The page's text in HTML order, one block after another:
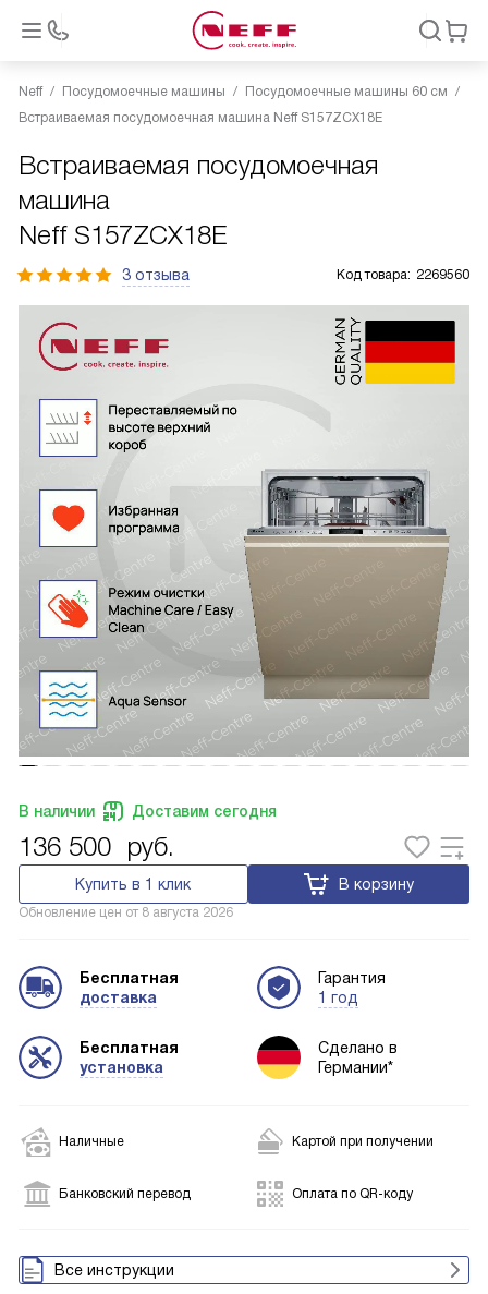
Neff Посудомоечные машины
Посудомоечные машины 60 см
Встраиваемая посудомоечная машина Neff S157ZCX18E
Встраиваемая посудомоечная
машина
Neff S157ZCX18E
3 отзыва Код товара: 2269560
В наличии Доставим сегодня
136 500 руб.
Купить в 1 клик В корзину
Обновление цен от 8 августа 2026
Бесплатная
доставка
Бесплатная
установка
Гарантия
1 год
Сделано в
Германии*
Наличные Картой при получении
Банковский перевод Оплата по QR-коду
Все инструкции